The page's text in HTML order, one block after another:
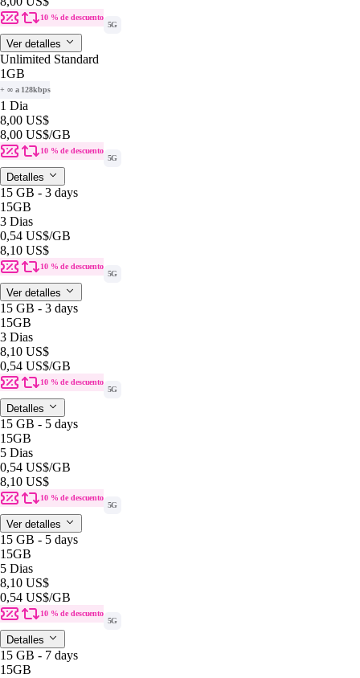
10 % de descuento
5G
Ver detalles
Unlimited Standard
1GB
+ ∞ a 128kbps
1 Dia
8,00 US$
8,00 US$/GB
10 % de descuento
5G
Detalles
15 GB - 3 days
15GB
3 Dias
0,54 US$/GB
8,10 US$
10 % de descuento
5G
Ver detalles
15 GB - 3 days
15GB
3 Dias
8,10 US$
0,54 US$/GB
10 % de descuento
5G
Detalles
15 GB - 5 days
15GB
5 Dias
0,54 US$/GB
8,10 US$
10 % de descuento
5G
Ver detalles
15 GB - 5 days
15GB
5 Dias
8,10 US$
0,54 US$/GB
10 % de descuento
5G
Detalles
15 GB - 7 days
15GB